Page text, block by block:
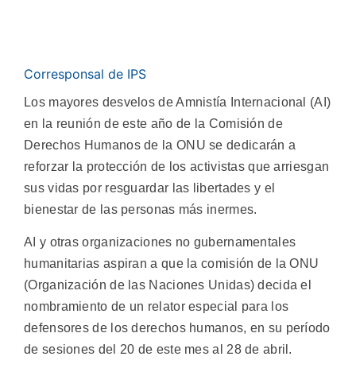
Corresponsal de IPS
Los mayores desvelos de Amnistía Internacional (AI)
en la reunión de este año de la Comisión de
Derechos Humanos de la ONU se dedicarán a
reforzar la protección de los activistas que arriesgan
sus vidas por resguardar las libertades y el
bienestar de las personas más inermes.
AI y otras organizaciones no gubernamentales
humanitarias aspiran a que la comisión de la ONU
(Organización de las Naciones Unidas) decida el
nombramiento de un relator especial para los
defensores de los derechos humanos, en su período
de sesiones del 20 de este mes al 28 de abril.